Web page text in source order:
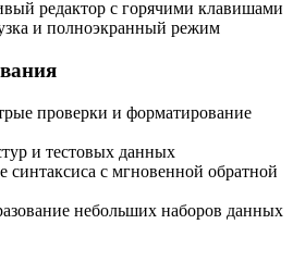
редактор с горячими клавишами
и полноэкранный режим
проверки и форматирование
и тестовых данных
синтаксиса с мгновенной обратной
небольших наборов данных